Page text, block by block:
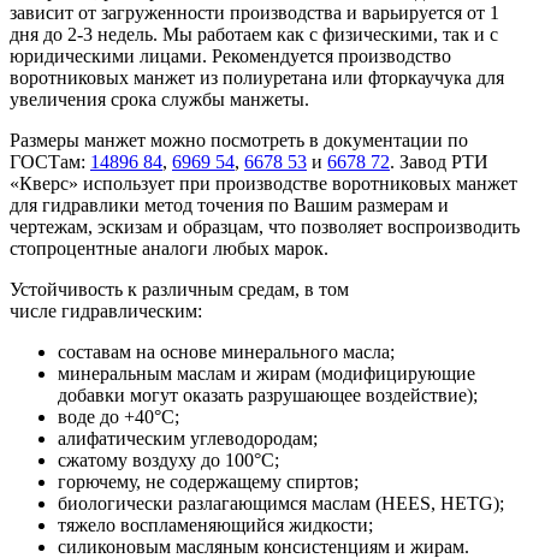
зависит от загруженности производства и варьируется от 1
дня до 2-3 недель. Мы работаем как с физическими, так и с
юридическими лицами. Рекомендуется производство
воротниковых манжет из полиуретана или фторкаучука для
увеличения срока службы манжеты.
Размеры манжет можно посмотреть в документации по
ГОСТам: 14896 84, 6969 54, 6678 53 и 6678 72. Завод РТИ
«Кверс» использует при производстве воротниковых манжет
для гидравлики метод точения по Вашим размерам и
чертежам, эскизам и образцам, что позволяет воспроизводить
стопроцентные аналоги любых марок.
Устойчивость к различным средам, в том
числе гидравлическим:
составам на основе минерального масла;
минеральным маслам и жирам (модифицирующие
добавки могут оказать разрушающее воздействие);
воде до +40°С;
алифатическим углеводородам;
сжатому воздуху до 100°С;
горючему, не содержащему спиртов;
биологически разлагающимся маслам (HEES, HETG);
тяжело воспламеняющийся жидкости;
силиконовым масляным консистенциям и жирам.